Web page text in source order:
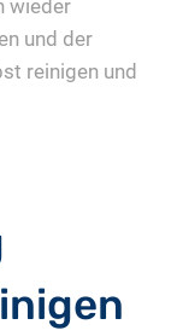
wieder
und der
reinigen und